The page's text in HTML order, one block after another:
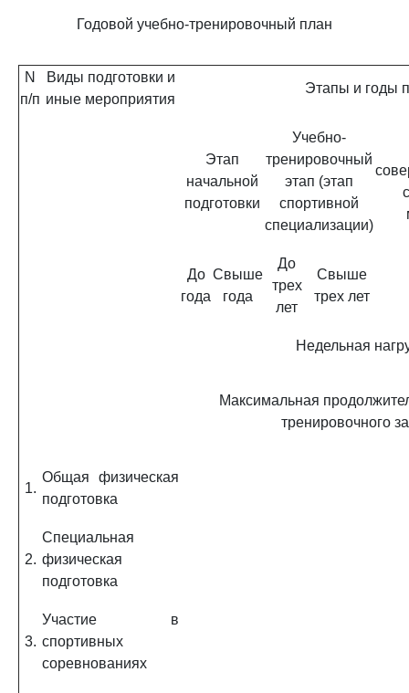
Годовой учебно-тренировочный план
N
п/п
Виды подготовки и
иные мероприятия
Этапы и годы
Этап
начальной
подготовки
Учебно-
тренировочный
этап (этап
спортивной
специализации)
До
года
Свыше
года
До
трех
лет
Свыше
трех лет
Недельная
Максимальная
тренировочного
1.
Общая физическая
подготовка
2.
Специальная
физическая
подготовка
3.
Участие в
спортивных
соревнованиях